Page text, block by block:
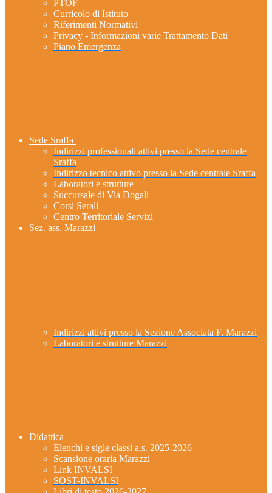
PTOF
Curricolo di Istituto
Riferimenti Normativi
Privacy - Informazioni varie Trattamento Dati
Piano Emergenza
Sede Sraffa
Indirizzi professionali attivi presso la Sede centrale
Sraffa
Indirizzo tecnico attivo presso la Sede centrale Sraffa
Laboratori e strutture
Succursale di Via Dogali
Corsi Serali
Centro Territoriale Servizi
Sez. ass. Marazzi
Indirizzi attivi presso la Sezione Associata F. Marazzi
Laboratori e strutture Marazzi
Didattica
Elenchi e sigle classi a.s. 2025-2026
Scansione oraria Marazzi
Link INVALSI
SOST-INVALSI